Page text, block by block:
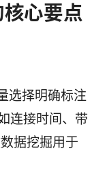
心要点
选择明确标注
连接时间、带
据挖掘用于